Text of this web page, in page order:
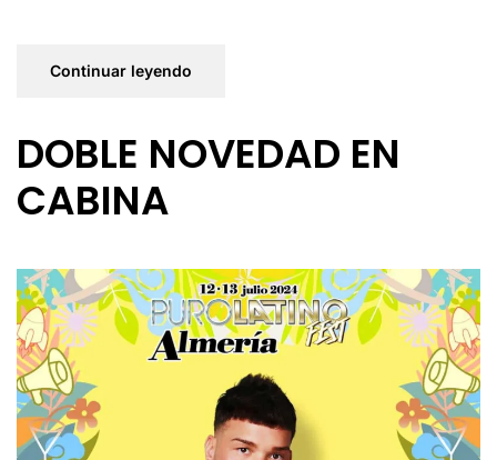
Continuar leyendo
DOBLE NOVEDAD EN
CABINA